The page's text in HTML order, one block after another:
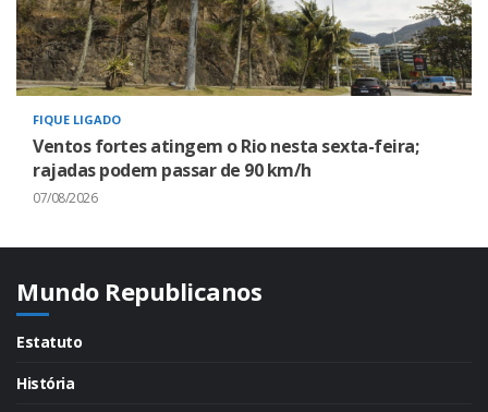
FIQUE LIGADO
Ventos fortes atingem o Rio nesta sexta-feira;
rajadas podem passar de 90 km/h
07/08/2026
Mundo Republicanos
Estatuto
História